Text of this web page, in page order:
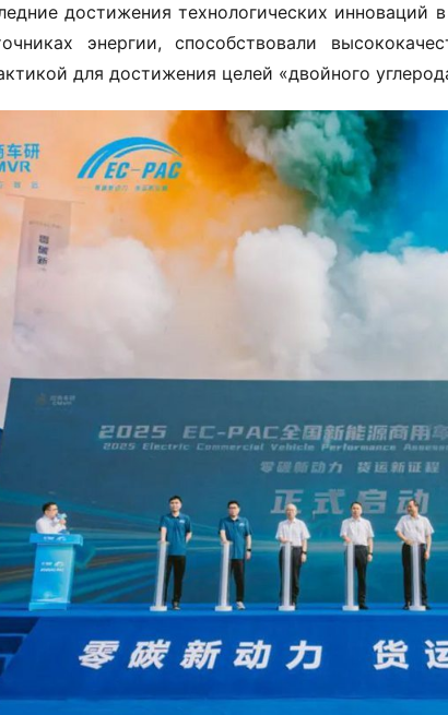
достижения технологических инноваций
энергии, способствовали
для достижения целей «двойного